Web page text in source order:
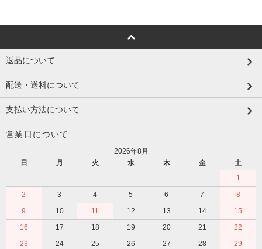
返品について
配送・送料について
支払い方法について
営業日について
2026年8月
日
月 火 水 木 金
土
1
2
3 4 5 6 7
8
9
10 11 12 13 14
15
16
17 18 19 20 21
22
23
24 25 26 27 28
29